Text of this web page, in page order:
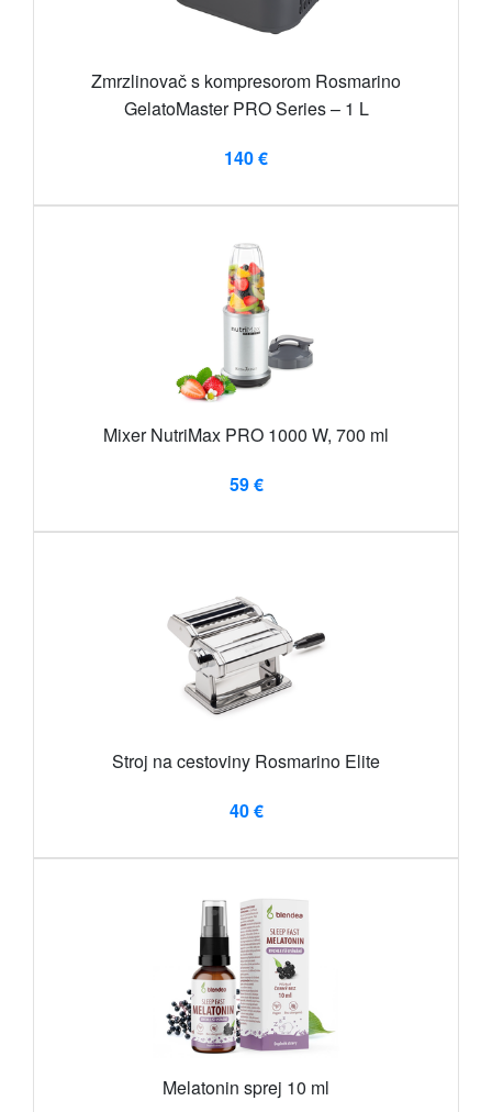
Zmrzlinovač s kompresorom Rosmarino
GelatoMaster PRO Series – 1 L
140 €
Mixer NutriMax PRO 1000 W, 700 ml
59 €
Stroj na cestoviny Rosmarino Elite
40 €
Melatonin sprej 10 ml